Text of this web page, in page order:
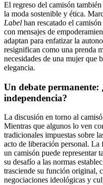
El regreso del camisón
la moda sostenible y ética.
Label han rescatado el
con mensajes de
adaptan para enfatizar la
resignifican como una prenda
necesidades de una mujer que
elegancia.
Un debate permanente:
independencia?
La discusión en torno al
Mientras que algunos lo ven
tradicionales impuestas sobre
acto de liberación personal.
un camisón puede representar
su desafío a las normas
trasciende su función original,
negociaciones ideológicas y